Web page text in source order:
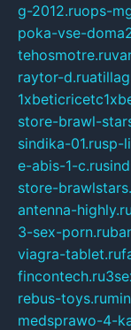
g-2012.ruops-
poka-vse-
tehosmotre.ru
raytor-d.ru
store-brawl-
sindika-01.rusp-
e-abis-1-c.ru
store-
antenna-highly.ru
3-sex-porn.ru
viagra-tablet.ru
fincontech.ru
rebus-toys.ru
medsprawo-4-